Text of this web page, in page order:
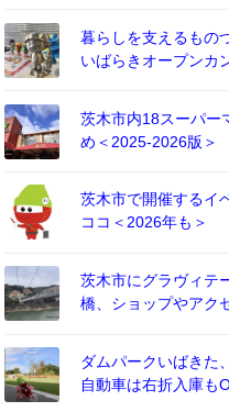
暮らしを支えるもの
いばらきオープンカ
茨木市内18スーパー
め＜2025-2026版＞
茨木市で開催するイ
ココ＜2026年も＞
茨木市にグラヴィテ
橋、ショップやアク
ダムパークいばきた
自動車は右折入庫も